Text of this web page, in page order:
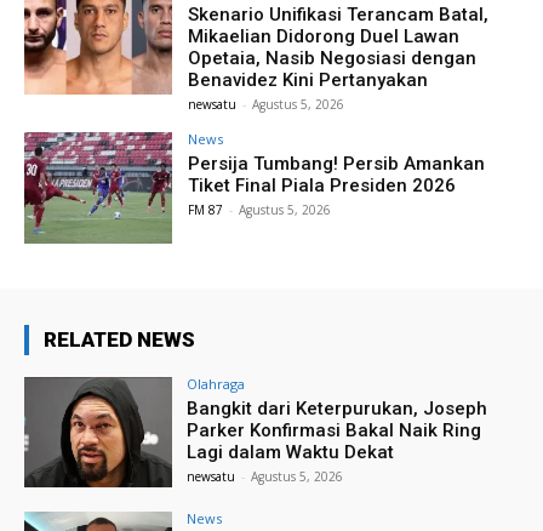
Skenario Unifikasi Terancam Batal,
Mikaelian Didorong Duel Lawan
Opetaia, Nasib Negosiasi dengan
Benavidez Kini Pertanyakan
newsatu - Agustus 5, 2026
News
Persija Tumbang! Persib Amankan
Tiket Final Piala Presiden 2026
FM 87 - Agustus 5, 2026
RELATED NEWS
Olahraga
Bangkit dari Keterpurukan, Joseph
Parker Konfirmasi Bakal Naik Ring
Lagi dalam Waktu Dekat
newsatu - Agustus 5, 2026
News